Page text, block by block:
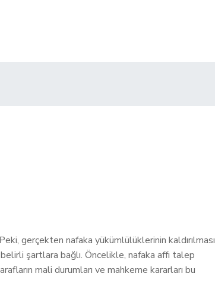
gerçekten nafaka yükümlülüklerinin kaldırılması
şartlara bağlı. Öncelikle, nafaka affı talep
mali durumları ve mahkeme kararları bu